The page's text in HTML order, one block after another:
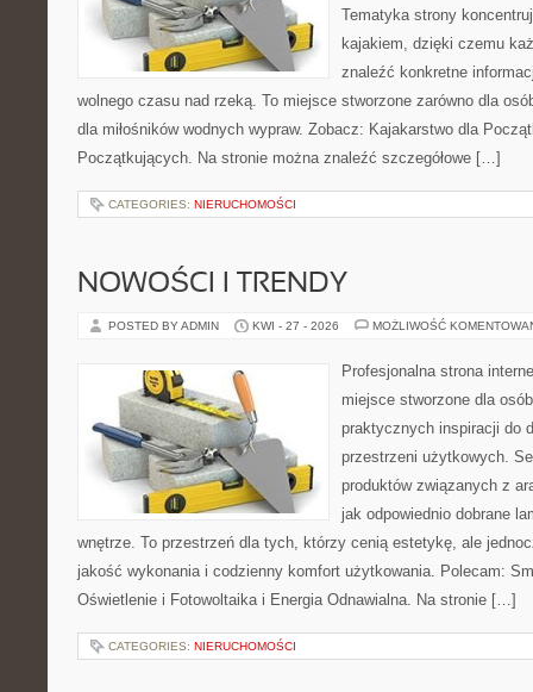
Tematyka strony
kajakiem, dzięki czemu
znaleźć konkretne
wolnego czasu nad rzeką. To miejsce stworzone zarówno dla
dla miłośników wodnych wypraw. Zobacz: Kajakarstwo dla
Początkujących. Na stronie można znaleźć szczegółowe […]
CATEGORIES: NIERUCHOMOŚCI
NOWOŚCI I TRENDY
POSTED BY ADMIN KWI - 27 - 2026 MOŻLIWOŚĆ
Profesjonalna strona
miejsce stworzone dla
praktycznych inspiracji do
przestrzeni użytkowych.
produktów związanych z
jak odpowiednio dobrane
wnętrze. To przestrzeń dla tych, którzy cenią estetykę, ale
jakość wykonania i codzienny komfort użytkowania. Polecam:
Oświetlenie i Fotowoltaika i Energia Odnawialna. Na stronie […]
CATEGORIES: NIERUCHOMOŚCI